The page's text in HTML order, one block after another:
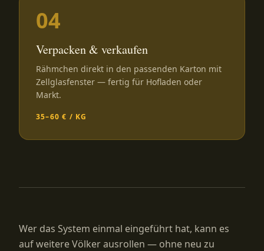
04
Verpacken & verkaufen
Rähmchen direkt in den passenden Karton mit
Zellglasfenster — fertig für Hofladen oder
Markt.
35–60 € / KG
Wer das System einmal eingeführt hat, kann es
auf weitere Völker ausrollen — ohne neu zu